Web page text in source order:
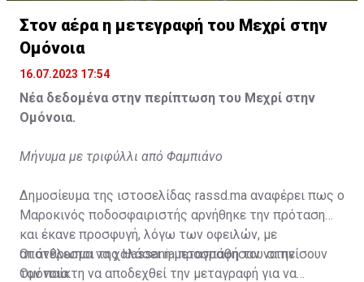
Στον αέρα η μετεγραφή του Μεχρί στην
Ομόνοια
16.07.2023 17:54
Νέα δεδομένα στην περίπτωση του Μεχρί στην
Ομόνοια.
Μήνυμα με τριφύλλι από Φαμπιάνο
Δημοσίευμα της ιστοσελίδας rassd.ma αναφέρει πως ο
Μαροκινός ποδοσφαιριστής αρνήθηκε την πρόταση
και έκανε προσφυγή, λόγω των οφειλών, με
αποτέλεσμα να χαλάσει η μεταγραφή του στην
Ομόνοια.
Οι άνθρωποι της Hassania προσπάθησαν να πείσουν
τον παίκτη να αποδεχθεί την μεταγραφή για να